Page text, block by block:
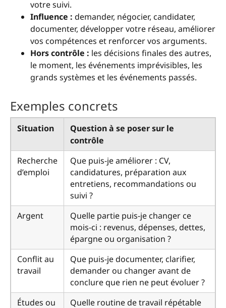
votre suivi.
Influence : demander, négocier, candidater,
documenter, développer votre réseau, améliorer
vos compétences et renforcer vos arguments.
Hors contrôle : les décisions finales des autres,
le moment, les événements imprévisibles, les
grands systèmes et les événements passés.
Exemples concrets
Situation
Question à se poser sur le
contrôle
Recherche
d’emploi
Que puis-je améliorer : CV,
candidatures, préparation aux
entretiens, recommandations ou
suivi ?
Argent
Quelle partie puis-je changer ce
mois-ci : revenus, dépenses, dettes,
épargne ou organisation ?
Conflit au
travail
Que puis-je documenter, clarifier,
demander ou changer avant de
conclure que rien ne peut évoluer ?
Études ou
Quelle routine de travail répétable